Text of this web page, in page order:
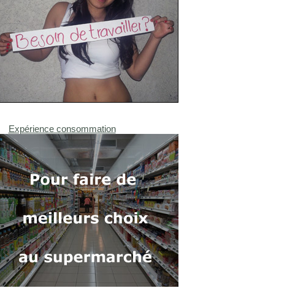
Expérience consommation